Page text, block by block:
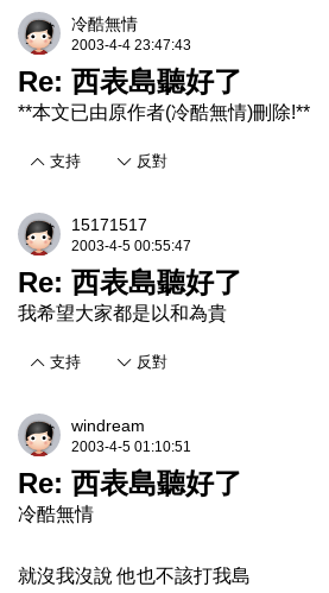
冷酷無情
2003-4-4 23:47:43
Re: 西表島聽好了
**本文已由原作者(冷酷無情)刪除!**
支持 反對
15171517
2003-4-5 00:55:47
Re: 西表島聽好了
我希望大家都是以和為貴
支持 反對
windream
2003-4-5 01:10:51
Re: 西表島聽好了
冷酷無情
就沒我沒說 他也不該打我島